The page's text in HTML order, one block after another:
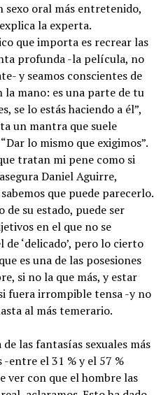
sexo oral más entretenido,
la experta.
que importa es recrear las
profunda -la película, no
y seamos conscientes de
la mano: es una parte de tu
se lo estás haciendo a él”,
un mantra que suele
lo mismo que exigimos”.
tratan mi pene como si
Daniel Aguirre,
que puede parecerlo.
de su estado, puede ser
en el que no se
‘delicado’, pero lo cierto
es una de las posesiones
si no la que más, y estar
fuera irrompible tensa -y no
al más temerario.
las fantasías sexuales más
entre el 31 % y el 57 %
ver con que el hombre las